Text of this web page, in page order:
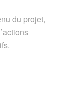
du projet,